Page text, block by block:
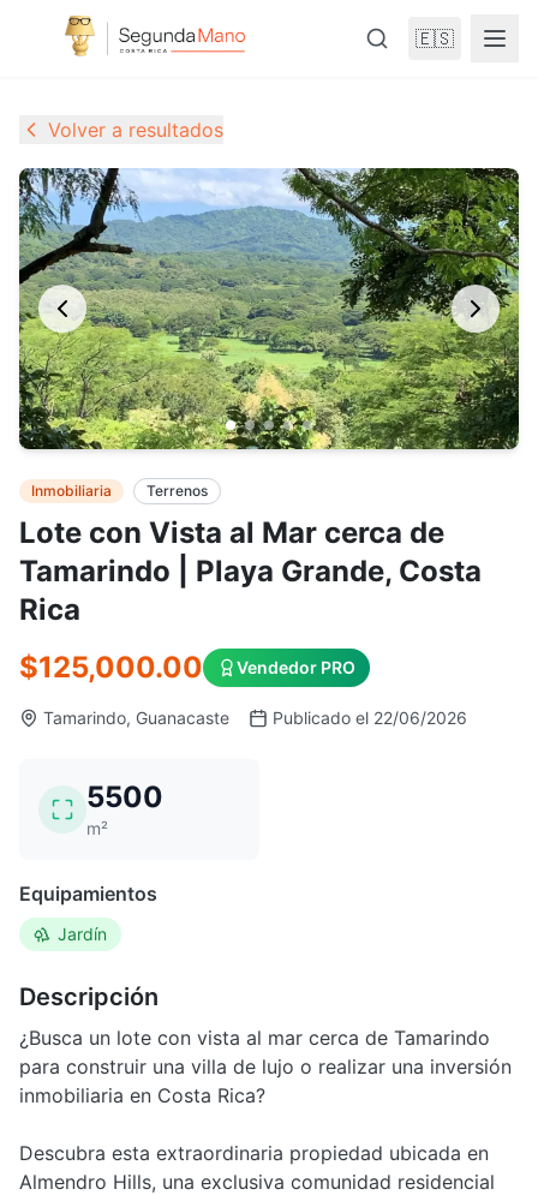
🇪🇸
Volver a resultados
Lote con Vista al Mar cerca de
Tamarindo | Playa Grande, Costa
Rica
Inmobiliaria Terrenos
$125,000.00 Vendedor PRO
Tamarindo, Guanacaste Publicado el 22/06/2026
5500
m²
Equipamientos
Jardín
Descripción
¿Busca un lote con vista al mar cerca de Tamarindo
para construir una villa de lujo o realizar una inversión
inmobiliaria en Costa Rica?
Descubra esta extraordinaria propiedad ubicada en
Almendro Hills, una exclusiva comunidad residencial